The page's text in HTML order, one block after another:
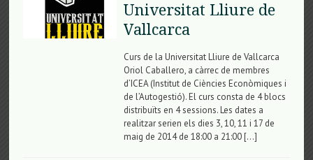
Universitat Lliure de
Vallcarca
Curs de la Universitat Lliure de Vallcarca
Oriol Caballero, a càrrec de membres
d’ICEA (Institut de Ciències Econòmiques i
de l’Autogestió). El curs consta de 4 blocs
distribuïts en 4 sessions. Les dates a
realitzar serien els dies 3, 10, 11 i 17 de
maig de 2014 de 18:00 a 21:00 […]